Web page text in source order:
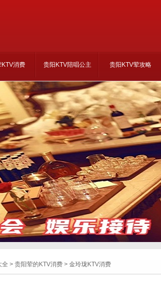
KTV消费 贵阳KTV陪唱公主 贵阳KTV荤攻略
全 > 贵阳荤的KTV消费 > 金玲珑KTV消费